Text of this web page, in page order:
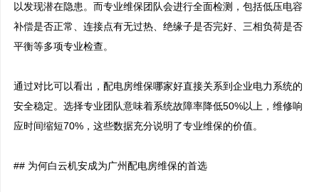
以发现潜在隐患。而专业维保团队会进行全面检测，包括低压电容
补偿是否正常、连接点有无过热、绝缘子是否完好、三相负荷是否
平衡等多项专业检查。
通过对比可以看出，配电房维保哪家好直接关系到企业电力系统的
安全稳定。选择专业团队意味着系统故障率降低50%以上，维修响
应时间缩短70%，这些数据充分说明了专业维保的价值。
## 为何白云机安成为广州配电房维保的首选